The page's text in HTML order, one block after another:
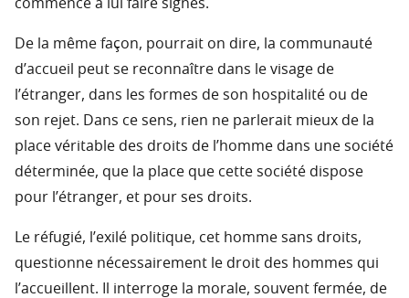
commence à lui faire signes.
De la même façon, pourrait on dire, la communauté
d’accueil peut se reconnaître dans le visage de
l’étranger, dans les formes de son hospitalité ou de
son rejet. Dans ce sens, rien ne parlerait mieux de la
place véritable des droits de l’homme dans une société
déterminée, que la place que cette société dispose
pour l’étranger, et pour ses droits.
Le réfugié, l’exilé politique, cet homme sans droits,
questionne nécessairement le droit des hommes qui
l’accueillent. Il interroge la morale, souvent fermée, de